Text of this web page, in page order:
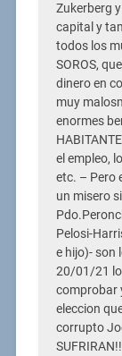
Zukerberg
capital y
todos los
SOROS,
dinero en
muy
enormes
el empleo,
etc. – Pero
un misero
Pelosi-
e hijo)- son
20/01/21
comprobar
eleccion
corrupto